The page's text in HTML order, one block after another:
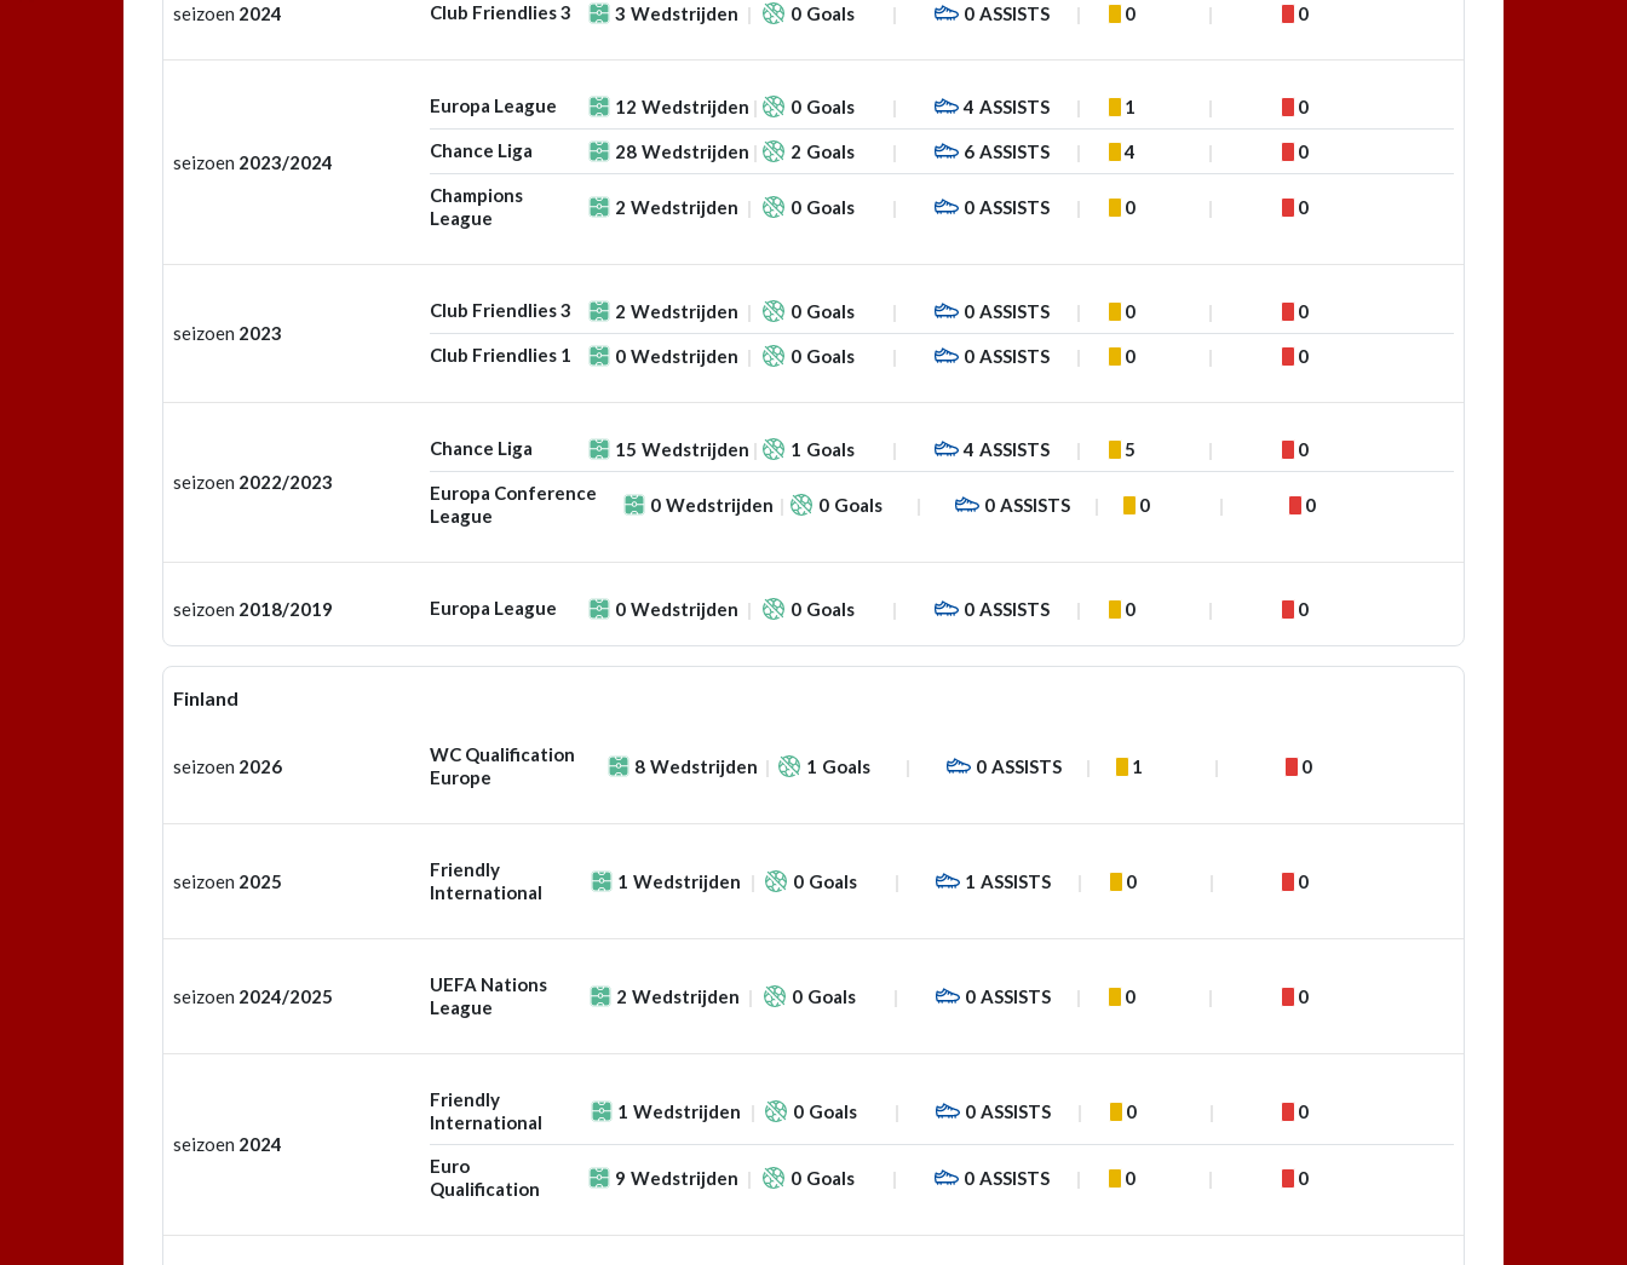
seizoen 2024 Club Friendlies 3 3 Wedstrijden 0 Goals 0 ASSISTS 0 0
seizoen 2023/2024
Europa League 12 Wedstrijden 0 Goals 4 ASSISTS 1 0
Chance Liga 28 Wedstrijden 2 Goals 6 ASSISTS 4 0
Champions
League
2 Wedstrijden 0 Goals 0 ASSISTS 0 0
seizoen 2023
Club Friendlies 3 2 Wedstrijden 0 Goals 0 ASSISTS 0 0
Club Friendlies 1 0 Wedstrijden 0 Goals 0 ASSISTS 0 0
seizoen 2022/2023
Chance Liga 15 Wedstrijden 1 Goals 4 ASSISTS 5 0
Europa Conference
League
0 Wedstrijden 0 Goals 0 ASSISTS 0 0
seizoen 2018/2019 Europa League 0 Wedstrijden 0 Goals 0 ASSISTS 0 0
Finland
seizoen 2026
WC Qualification
Europe
8 Wedstrijden 1 Goals 0 ASSISTS 1 0
seizoen 2025
Friendly
International
1 Wedstrijden 0 Goals 1 ASSISTS 0 0
seizoen 2024/2025
UEFA Nations
League
2 Wedstrijden 0 Goals 0 ASSISTS 0 0
seizoen 2024
Friendly
International
1 Wedstrijden 0 Goals 0 ASSISTS 0 0
Euro
Qualification
9 Wedstrijden 0 Goals 0 ASSISTS 0 0